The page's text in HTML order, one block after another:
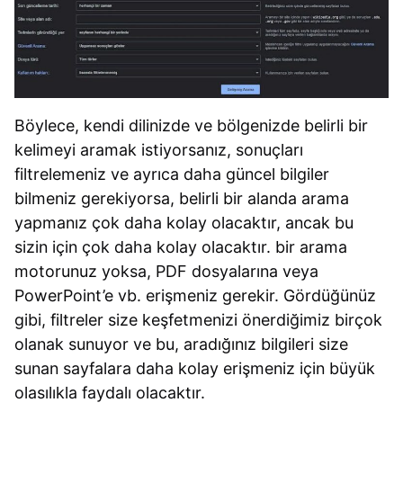
Böylece, kendi dilinizde ve bölgenizde belirli bir
kelimeyi aramak istiyorsanız, sonuçları
filtrelemeniz ve ayrıca daha güncel bilgiler
bilmeniz gerekiyorsa, belirli bir alanda arama
yapmanız çok daha kolay olacaktır, ancak bu
sizin için çok daha kolay olacaktır. bir arama
motorunuz yoksa, PDF dosyalarına veya
PowerPoint’e vb. erişmeniz gerekir. Gördüğünüz
gibi, filtreler size keşfetmenizi önerdiğimiz birçok
olanak sunuyor ve bu, aradığınız bilgileri size
sunan sayfalara daha kolay erişmeniz için büyük
olasılıkla faydalı olacaktır.